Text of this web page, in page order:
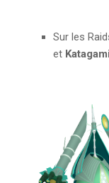
Sur les
et Katagami